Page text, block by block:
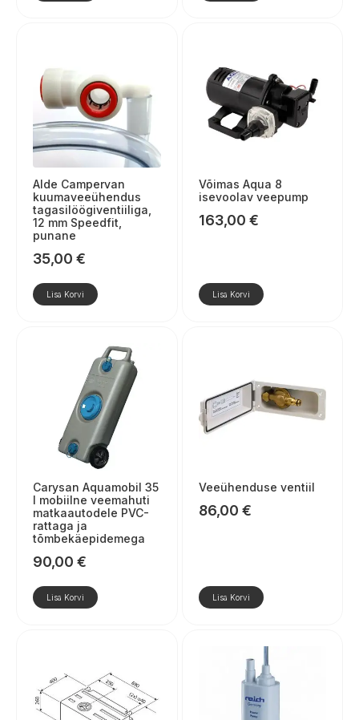
Alde Campervan
kuumaveeühendus
tagasilöögiventiiliga,
12 mm Speedfit,
punane
35,00 €
Lisa Korvi
Võimas Aqua 8
isevoolav veepump
163,00 €
Lisa Korvi
Carysan Aquamobil 35
l mobiilne veemahuti
matkaautodele PVC-
rattaga ja
tõmbekäepidemega
90,00 €
Lisa Korvi
Veeühenduse ventiil
86,00 €
Lisa Korvi